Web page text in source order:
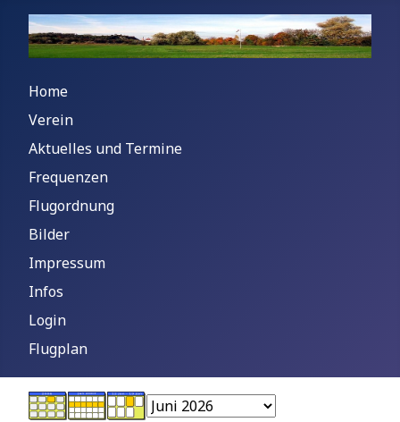
Home
Verein
Aktuelles und Termine
Frequenzen
Flugordnung
Bilder
Impressum
Infos
Login
Flugplan